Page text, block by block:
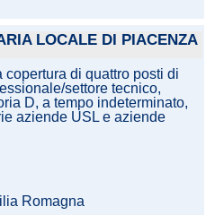
LOCALE DI PIACENZA
di quattro posti di
settore tecnico,
D, a tempo indeterminato,
aziende USL e aziende
Romagna